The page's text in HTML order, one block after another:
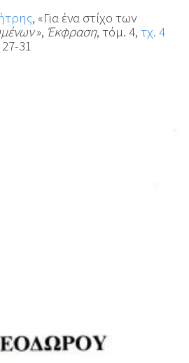
, «Για ένα στίχο των
», Έκφραση, τόμ. 4, τχ. 4
31